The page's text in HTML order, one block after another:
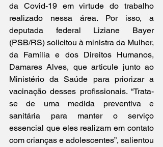
da Covid-19 em virtude do trabalho
realizado nessa área. Por isso, a
deputada federal Liziane Bayer
(PSB/RS) solicitou à ministra da Mulher,
da Família e dos Direitos Humanos,
Damares Alves, que articule junto ao
Ministério da Saúde para priorizar a
vacinação desses profissionais. “Trata-
se de uma medida preventiva e
sanitária para manter o serviço
essencial que eles realizam em contato
com crianças e adolescentes”, salientou